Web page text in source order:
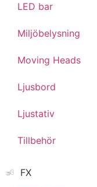
LED bar
Miljöbelysning
Moving Heads
Ljusbord
Ljustativ
Tillbehör
FX